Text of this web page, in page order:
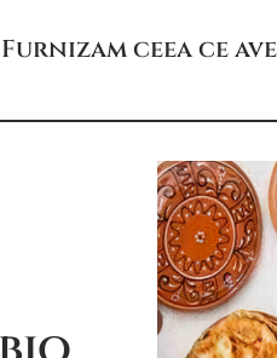
Furnizam ceea ce